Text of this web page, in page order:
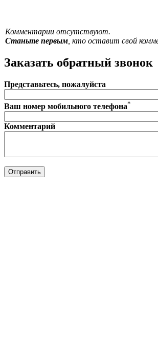
Комментарии отсутствуют.
Станьте первым, кто оставит свой
Заказать обратный звонок
Представьтесь, пожалуйста
Ваш номер мобильного телефона*
Комментарий